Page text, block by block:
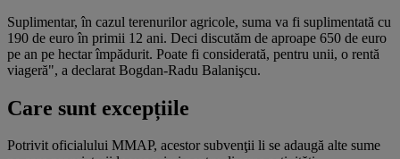
Suplimentar, în cazul terenurilor agricole, suma va fi suplimentată cu
190 de euro în primii 12 ani. Deci discutăm de aproape 650 de euro
pe an pe hectar împădurit. Poate fi considerată, pentru unii, o rentă
viageră", a declarat Bogdan-Radu Balanişcu.
Care sunt excepțiile
Potrivit oficialului MMAP, acestor subvenţii li se adaugă alte sume